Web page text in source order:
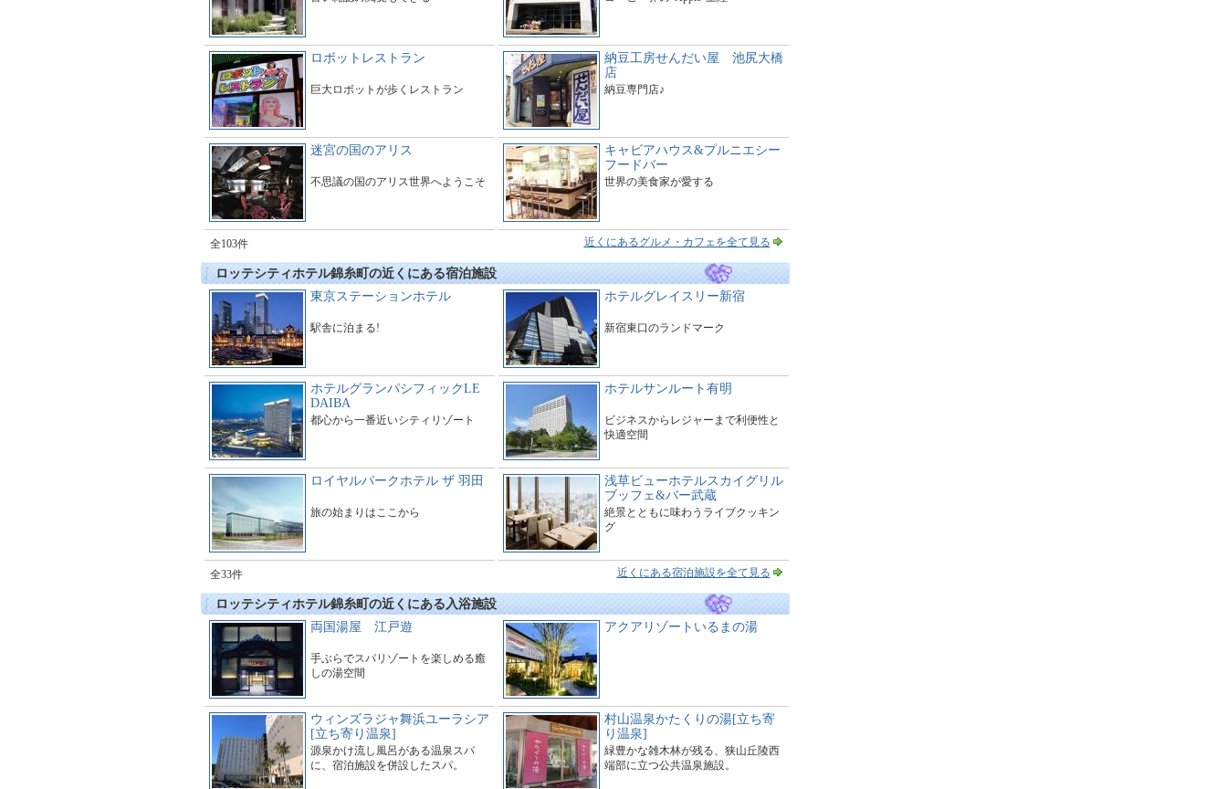
ロボットレストラン
巨大ロボットが歩くレストラン
納豆工房せんだい屋 池尻大橋
店
納豆専門店♪
迷宮の国のアリス
不思議の国のアリス世界へようこそ
キャビアハウス&プルニエシー
フードバー
世界の美食家が愛する
全103件 近くにあるグルメ・カフェを全て見る
ロッテシティホテル錦糸町の近くにある宿泊施設
東京ステーションホテル
駅舎に泊まる!
ホテルグレイスリー新宿
新宿東口のランドマーク
ホテルグランパシフィックLE
DAIBA
都心から一番近いシティリゾート
ホテルサンルート有明
ビジネスからレジャーまで利便性と
快適空間
ロイヤルパークホテル ザ 羽田
旅の始まりはここから
浅草ビューホテルスカイグリル
ブッフェ&バー武蔵
絶景とともに味わうライブクッキン
グ
全33件 近くにある宿泊施設を全て見る
ロッテシティホテル錦糸町の近くにある入浴施設
両国湯屋 江戸遊
手ぶらでスパリゾートを楽しめる癒
しの湯空間
アクアリゾートいるまの湯
ウィンズラジャ舞浜ユーラシア
[立ち寄り温泉]
源泉かけ流し風呂がある温泉スパ
に、宿泊施設を併設したスパ。
村山温泉かたくりの湯[立ち寄
り温泉]
緑豊かな雑木林が残る、狭山丘陵西
端部に立つ公共温泉施設。